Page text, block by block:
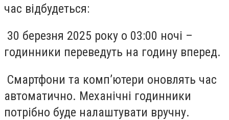
час відбудеться:
30 березня 2025 року о 03:00 ночі –
годинники переведуть на годину вперед.
Смартфони та комп’ютери оновлять час
автоматично. Механічні годинники
потрібно буде налаштувати вручну.